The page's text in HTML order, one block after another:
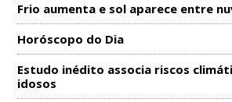
Frio aumenta e sol aparece entre
Horóscopo do Dia
Estudo inédito associa riscos
idosos